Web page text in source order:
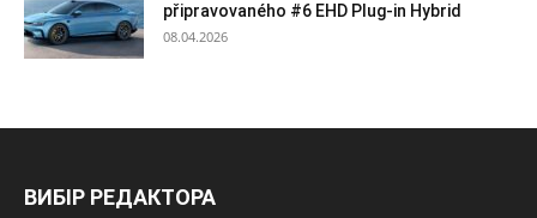
připravovaného #6 EHD Plug-in Hybrid
08.04.2026
ВИБІР РЕДАКТОРА